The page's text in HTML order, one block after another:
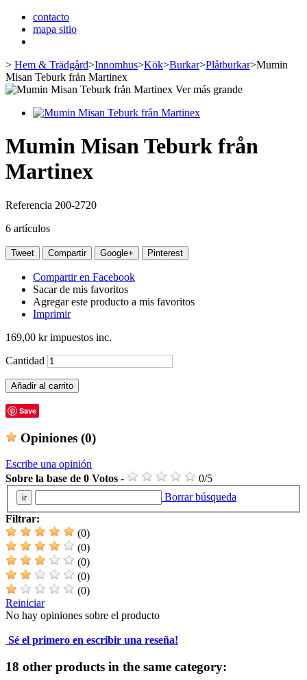
contacto
mapa sitio
> Hem & Trädgård>Innomhus>Kök>Burkar>Plåtburkar>Mumin
Misan Teburk från Martinex
Ver más grande
Mumin Misan Teburk från
Martinex
Referencia 200-2720
6 artículos
Tweet Compartir Google+ Pinterest
Compartir en Facebook
Sacar de mis favoritos
Agregar este producto a mis favoritos
Imprimir
169,00 krimpuestos inc.
Cantidad
Añadir al carrito
Save
Opiniones (0)
Escribe una opinión
Sobre la base de 0 Votos - 0/5
Borrar búsqueda
Filtrar:
(0)
(0)
(0)
(0)
(0)
Reiniciar
No hay opiniones sobre el producto
Sé el primero en escribir una reseña!
18 other products in the same category: